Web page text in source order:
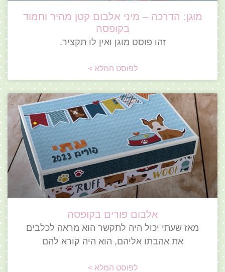
מוגן: הדרכה – מיני אלבום קטן מהיר וחמוד
בקופסה
זהו פוסט מוגן ואין לו תקציר.
לפוסט המלא >
אלבום פורים בקופסה
מאז שעתי יכול היה לתקשר הוא מראה לכלבים
את אהבתו אליהם, הוא היה קורא להם
לפוסט המלא >